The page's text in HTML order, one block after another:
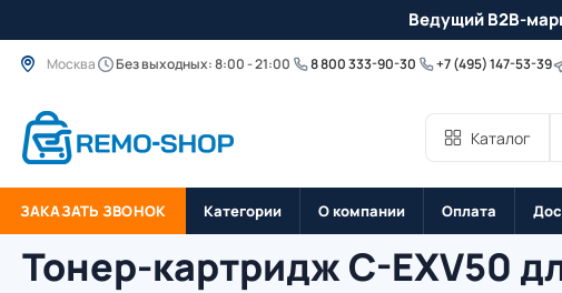
Ведущий B2B-
Москва Без выходных: 8:00 - 21:00 8 800 333-90-30 +7 (495) 147-53-39
Каталог
ЗАКАЗАТЬ ЗВОНОК Категории О компании Оплата
Тонер-картридж C-EXV50